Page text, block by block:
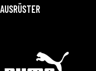
AUSRÜSTER